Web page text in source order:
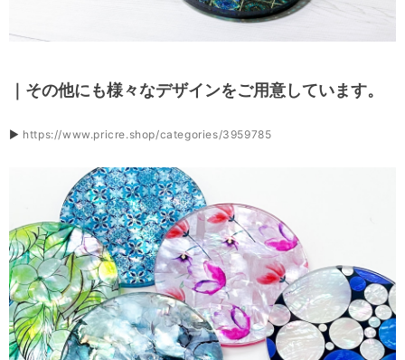
｜その他にも様々なデザインをご用意しています。
▶ https://www.pricre.shop/categories/3959785